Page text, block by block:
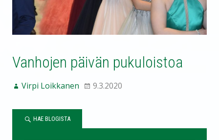
Vanhojen päivän pukuloistoa
Virpi Loikkanen 9.3.2020
HAE BLOGISTA